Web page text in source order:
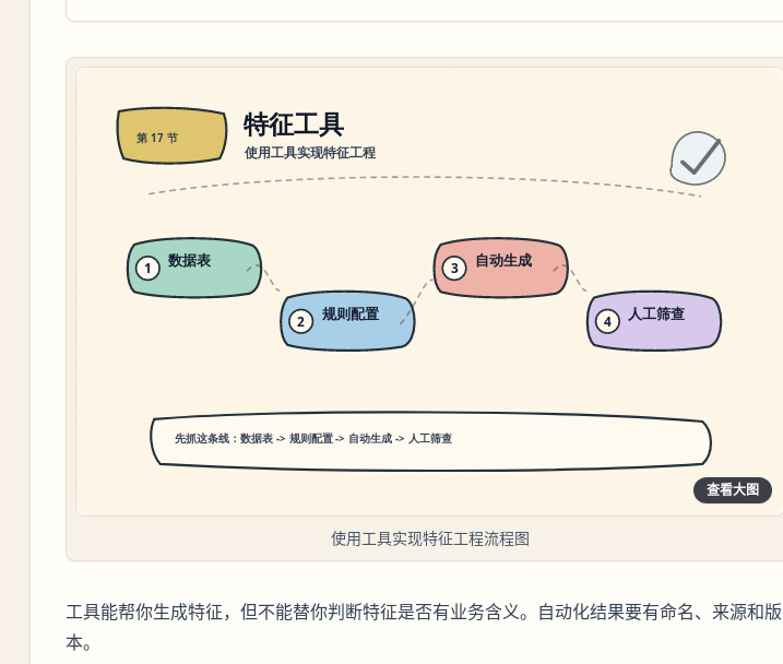
查看大图
使用工具实现特征工程流程图
工具能帮你生成特征，但不能替你判断特征是否有业务含义。自动化结果要有命名、来源和版
本。